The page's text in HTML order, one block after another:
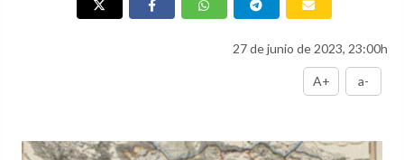
27 de junio de 2023, 23:00h
A+ a-